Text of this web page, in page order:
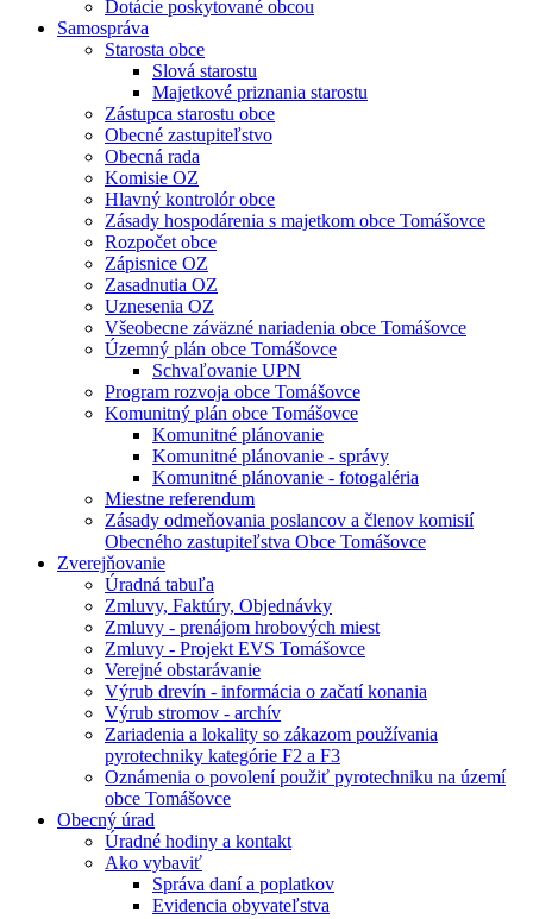
Dotácie poskytované obcou
Samospráva
Starosta obce
Slová starostu
Majetkové priznania starostu
Zástupca starostu obce
Obecné zastupiteľstvo
Obecná rada
Komisie OZ
Hlavný kontrolór obce
Zásady hospodárenia s majetkom obce Tomášovce
Rozpočet obce
Zápisnice OZ
Zasadnutia OZ
Uznesenia OZ
Všeobecne záväzné nariadenia obce Tomášovce
Územný plán obce Tomášovce
Schvaľovanie UPN
Program rozvoja obce Tomášovce
Komunitný plán obce Tomášovce
Komunitné plánovanie
Komunitné plánovanie - správy
Komunitné plánovanie - fotogaléria
Miestne referendum
Zásady odmeňovania poslancov a členov komisií
Obecného zastupiteľstva Obce Tomášovce
Zverejňovanie
Úradná tabuľa
Zmluvy, Faktúry, Objednávky
Zmluvy - prenájom hrobových miest
Zmluvy - Projekt EVS Tomášovce
Verejné obstarávanie
Výrub drevín - informácia o začatí konania
Výrub stromov - archív
Zariadenia a lokality so zákazom používania
pyrotechniky kategórie F2 a F3
Oznámenia o povolení použiť pyrotechniku na území
obce Tomášovce
Obecný úrad
Úradné hodiny a kontakt
Ako vybaviť
Správa daní a poplatkov
Evidencia obyvateľstva